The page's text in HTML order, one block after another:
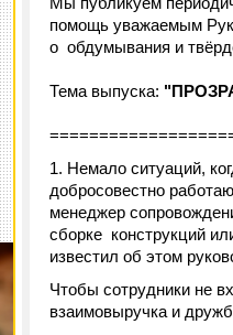
помощь уважаемым
о обдумывания и
Тема выпуска:
1. Немало ситуаций,
добросовестно
менеджер
сборке конструкций
известил об этом
Чтобы сотрудники не
взаимовыручка и